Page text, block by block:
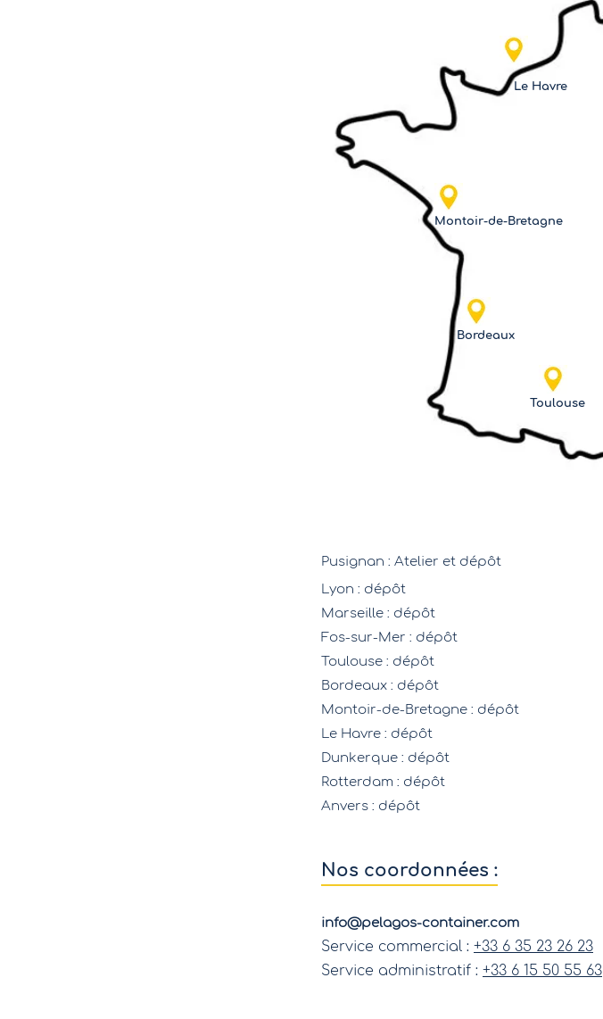
Le Havre
Toulouse
Bordeaux
Montoir-de-Bretagne
Pusignan : Atelier et dépôt
Lyon : dépôt
Marseille : dépôt
Fos-sur-Mer : dépôt
Toulouse : dépôt
Bordeaux : dépôt
Montoir-de-Bretagne : dépôt
Le Havre : dépôt
Dunkerque : dépôt
Rotterdam : dépôt
Anvers : dépôt
Nos coordonnées :
info@pelagos-container.com
Service commercial : +33 6 35 23 26 23
Service administratif : +33 6 15 50 55 63